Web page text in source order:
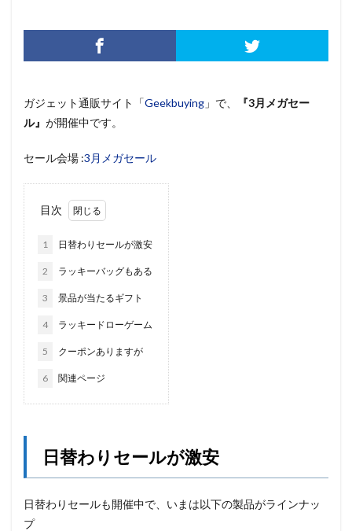
ガジェット通販サイト「Geekbuying 」で、
『3月メガセー
ル』 が開催中です。
セール会場 :3月メガセール
目次
1 日替わりセールが激安
2 ラッキーバッグもある
3 景品が当たるギフト
4 ラッキードローゲーム
5 クーポンありますが
6 関連ページ
日替わりセールが激安
日替わりセールも開催中で、いまは以下の製品がラインナッ
プ